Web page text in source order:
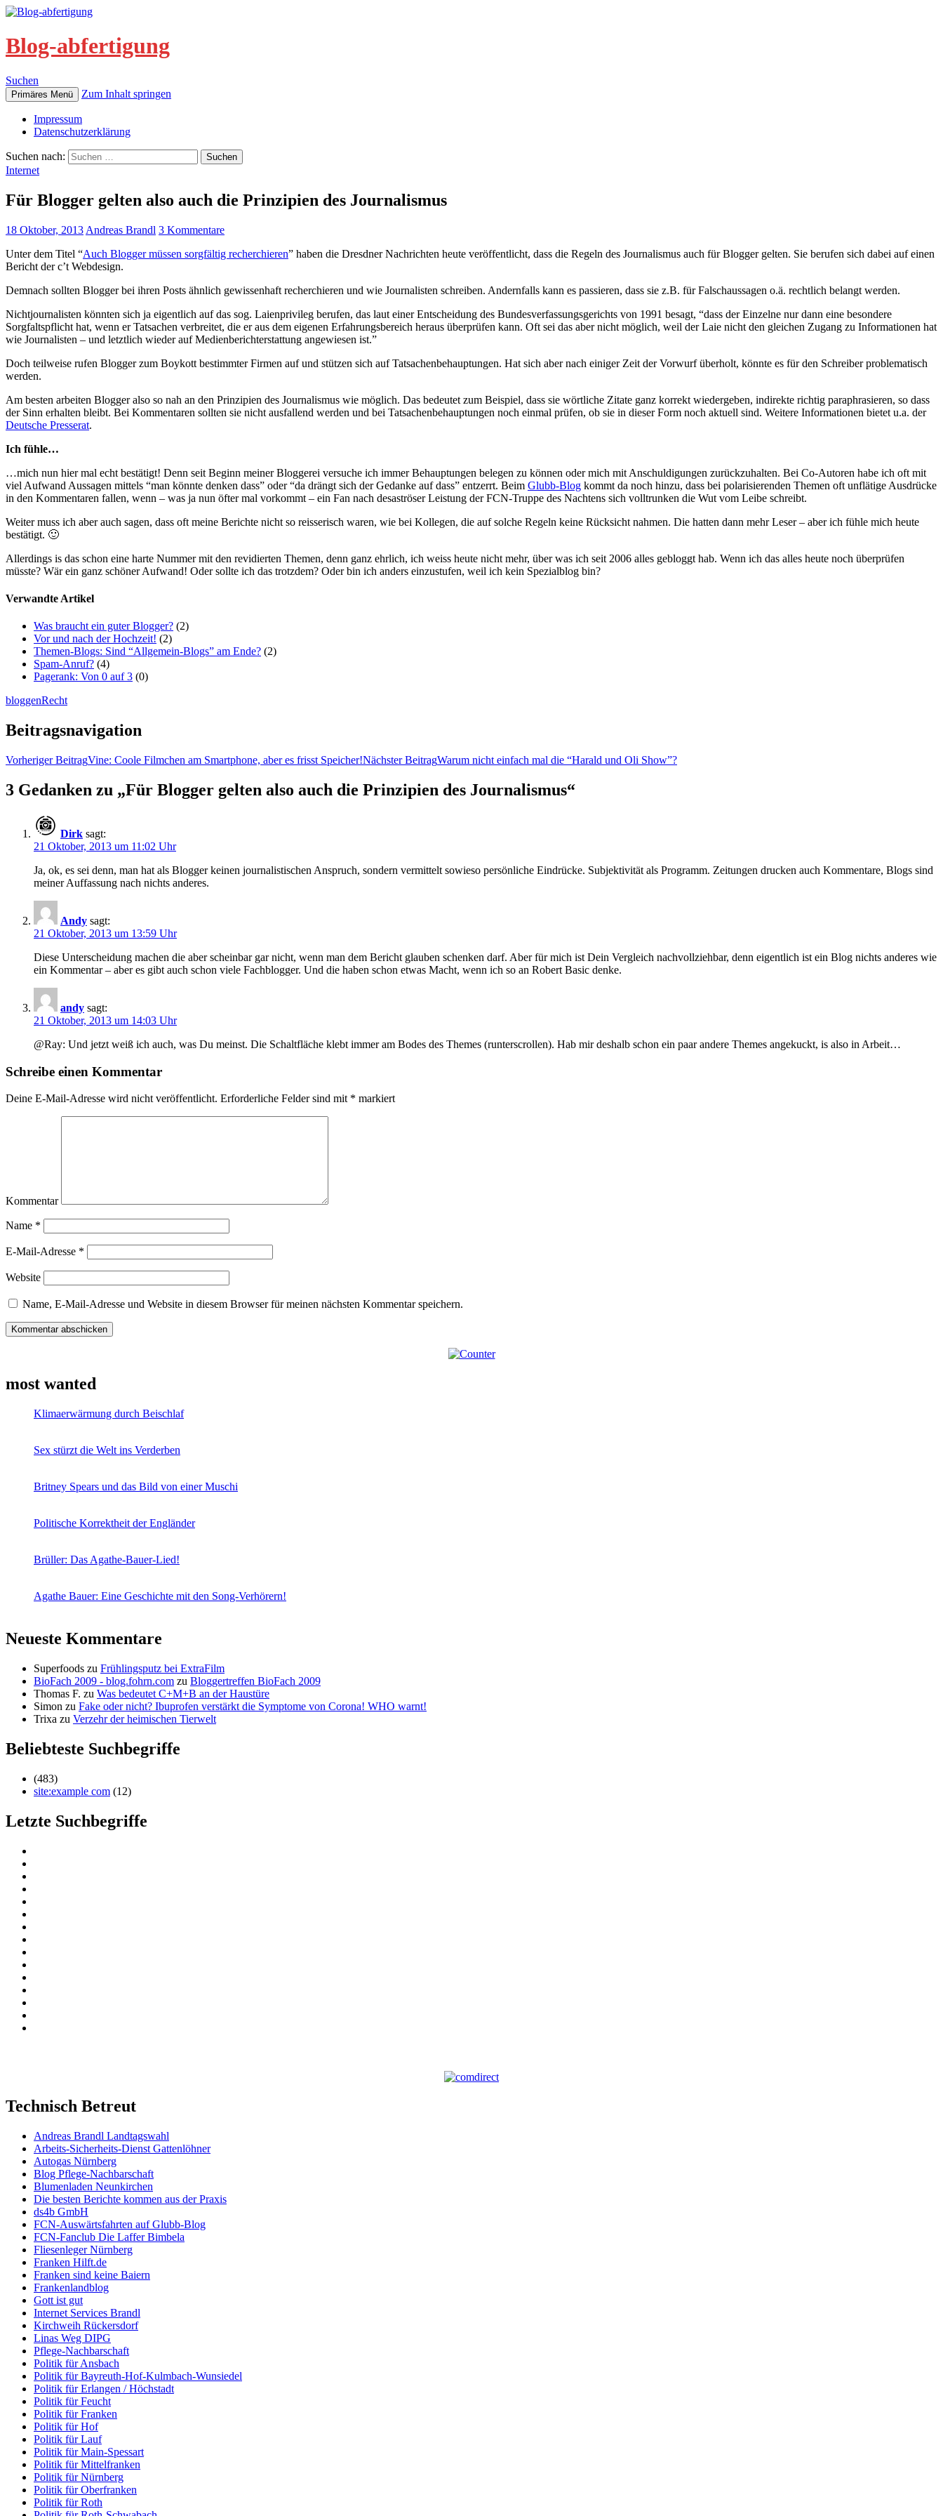
Blog-abfertigung
Suchen
Primäres Menü Zum Inhalt springen
Impressum
Datenschutzerklärung
Suchen nach:
Internet
Für Blogger gelten also auch die Prinzipien des Journalismus
18 Oktober, 2013 Andreas Brandl 3 Kommentare
Unter dem Titel “Auch Blogger müssen sorgfältig recherchieren” haben die Dresdner Nachrichten heute veröffentlicht, dass die Regeln des Journalismus auch für Blogger gelten. Sie berufen sich dabei auf einen
Bericht der c’t Webdesign.
Demnach sollten Blogger bei ihren Posts ähnlich gewissenhaft recherchieren und wie Journalisten schreiben. Andernfalls kann es passieren, dass sie z.B. für Falschaussagen o.ä. rechtlich belangt werden.
Nichtjournalisten könnten sich ja eigentlich auf das sog. Laienprivileg berufen, das laut einer Entscheidung des Bundesverfassungsgerichts von 1991 besagt, “dass der Einzelne nur dann eine besondere
Sorgfaltspflicht hat, wenn er Tatsachen verbreitet, die er aus dem eigenen Erfahrungsbereich heraus überprüfen kann. Oft sei das aber nicht möglich, weil der Laie nicht den gleichen Zugang zu Informationen hat
wie Journalisten – und letztlich wieder auf Medienberichterstattung angewiesen ist.”
Doch teilweise rufen Blogger zum Boykott bestimmter Firmen auf und stützen sich auf Tatsachenbehauptungen. Hat sich aber nach einiger Zeit der Vorwurf überholt, könnte es für den Schreiber problematisch
werden.
Am besten arbeiten Blogger also so nah an den Prinzipien des Journalismus wie möglich. Das bedeutet zum Beispiel, dass sie wörtliche Zitate ganz korrekt wiedergeben, indirekte richtig paraphrasieren, so dass
der Sinn erhalten bleibt. Bei Kommentaren sollten sie nicht ausfallend werden und bei Tatsachenbehauptungen noch einmal prüfen, ob sie in dieser Form noch aktuell sind. Weitere Informationen bietet u.a. der
Deutsche Presserat.
Ich fühle…
…mich nun hier mal echt bestätigt! Denn seit Beginn meiner Bloggerei versuche ich immer Behauptungen belegen zu können oder mich mit Anschuldigungen zurückzuhalten. Bei Co-Autoren habe ich oft mit
viel Aufwand Aussagen mittels “man könnte denken dass” oder “da drängt sich der Gedanke auf dass” entzerrt. Beim Glubb-Blog kommt da noch hinzu, dass bei polarisierenden Themen oft unflätige Ausdrücke
in den Kommentaren fallen, wenn – was ja nun öfter mal vorkommt – ein Fan nach desaströser Leistung der FCN-Truppe des Nachtens sich volltrunken die Wut vom Leibe schreibt.
Weiter muss ich aber auch sagen, dass oft meine Berichte nicht so reisserisch waren, wie bei Kollegen, die auf solche Regeln keine Rücksicht nahmen. Die hatten dann mehr Leser – aber ich fühle mich heute
bestätigt. 🙂
Allerdings is das schon eine harte Nummer mit den revidierten Themen, denn ganz ehrlich, ich weiss heute nicht mehr, über was ich seit 2006 alles gebloggt hab. Wenn ich das alles heute noch überprüfen
müsste? Wär ein ganz schöner Aufwand! Oder sollte ich das trotzdem? Oder bin ich anders einzustufen, weil ich kein Spezialblog bin?
Verwandte Artikel
Was braucht ein guter Blogger? (2)
Vor und nach der Hochzeit! (2)
Themen-Blogs: Sind “Allgemein-Blogs” am Ende? (2)
Spam-Anruf? (4)
Pagerank: Von 0 auf 3 (0)
bloggenRecht
Beitragsnavigation
Vorheriger BeitragVine: Coole Filmchen am Smartphone, aber es frisst Speicher!Nächster BeitragWarum nicht einfach mal die “Harald und Oli Show”?
3 Gedanken zu „Für Blogger gelten also auch die Prinzipien des Journalismus“
Dirk sagt:
21 Oktober, 2013 um 11:02 Uhr
Ja, ok, es sei denn, man hat als Blogger keinen journalistischen Anspruch, sondern vermittelt sowieso persönliche Eindrücke. Subjektivität als Programm. Zeitungen drucken auch Kommentare, Blogs sind
meiner Auffassung nach nichts anderes.
Andy sagt:
21 Oktober, 2013 um 13:59 Uhr
Diese Unterscheidung machen die aber scheinbar gar nicht, wenn man dem Bericht glauben schenken darf. Aber für mich ist Dein Vergleich nachvollziehbar, denn eigentlich ist ein Blog nichts anderes wie
ein Kommentar – aber es gibt auch schon viele Fachblogger. Und die haben schon etwas Macht, wenn ich so an Robert Basic denke.
andy sagt:
21 Oktober, 2013 um 14:03 Uhr
@Ray: Und jetzt weiß ich auch, was Du meinst. Die Schaltfläche klebt immer am Bodes des Themes (runterscrollen). Hab mir deshalb schon ein paar andere Themes angekuckt, is also in Arbeit…
Schreibe einen Kommentar
Deine E-Mail-Adresse wird nicht veröffentlicht. Erforderliche Felder sind mit * markiert
Kommentar
Name *
E-Mail-Adresse *
Website
Name, E-Mail-Adresse und Website in diesem Browser für meinen nächsten Kommentar speichern.
most wanted
Klimaerwärmung durch Beischlaf
Sex stürzt die Welt ins Verderben
Britney Spears und das Bild von einer Muschi
Politische Korrektheit der Engländer
Brüller: Das Agathe-Bauer-Lied!
Agathe Bauer: Eine Geschichte mit den Song-Verhörern!
Neueste Kommentare
Superfoods zu Frühlingsputz bei ExtraFilm
BioFach 2009 - blog.fohrn.com zu Bloggertreffen BioFach 2009
Thomas F. zu Was bedeutet C+M+B an der Haustüre
Simon zu Fake oder nicht? Ibuprofen verstärkt die Symptome von Corona! WHO warnt!
Trixa zu Verzehr der heimischen Tierwelt
Beliebteste Suchbegriffe
(483)
site:example com (12)
Letzte Suchbegriffe
Technisch Betreut
Andreas Brandl Landtagswahl
Arbeits-Sicherheits-Dienst Gattenlöhner
Autogas Nürnberg
Blog Pflege-Nachbarschaft
Blumenladen Neunkirchen
Die besten Berichte kommen aus der Praxis
ds4b GmbH
FCN-Auswärtsfahrten auf Glubb-Blog
FCN-Fanclub Die Laffer Bimbela
Fliesenleger Nürnberg
Franken Hilft.de
Franken sind keine Baiern
Frankenlandblog
Gott ist gut
Internet Services Brandl
Kirchweih Rückersdorf
Linas Weg DIPG
Pflege-Nachbarschaft
Politik für Ansbach
Politik für Bayreuth-Hof-Kulmbach-Wunsiedel
Politik für Erlangen / Höchstadt
Politik für Feucht
Politik für Franken
Politik für Hof
Politik für Lauf
Politik für Main-Spessart
Politik für Mittelfranken
Politik für Nürnberg
Politik für Oberfranken
Politik für Roth